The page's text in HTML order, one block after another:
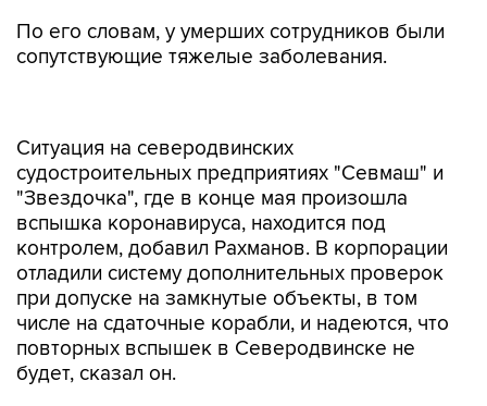
По его словам, у умерших сотрудников были
сопутствующие тяжелые заболевания.
Ситуация на северодвинских
судостроительных предприятиях "Севмаш" и
"Звездочка", где в конце мая произошла
вспышка коронавируса, находится под
контролем, добавил Рахманов. В корпорации
отладили систему дополнительных проверок
при допуске на замкнутые объекты, в том
числе на сдаточные корабли, и надеются, что
повторных вспышек в Северодвинске не
будет, сказал он.